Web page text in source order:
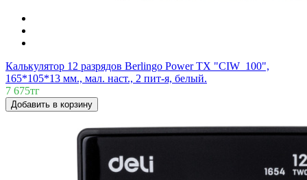
Калькулятор 12 разрядов Berlingo Power TX "CIW_100",
165*105*13 мм., мал. наст., 2 пит-я, белый.
7 675тг
Добавить в корзину